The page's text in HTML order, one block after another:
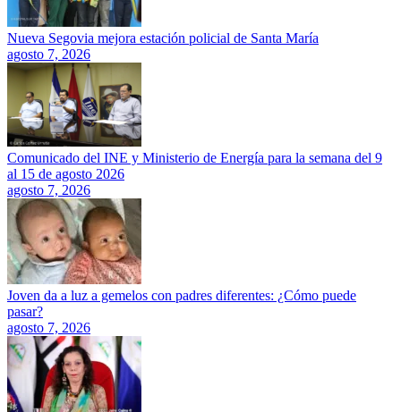
Nueva Segovia mejora estación policial de Santa María
agosto 7, 2026
Comunicado del INE y Ministerio de Energía para la semana del 9
al 15 de agosto 2026
agosto 7, 2026
Joven da a luz a gemelos con padres diferentes: ¿Cómo puede
pasar?
agosto 7, 2026